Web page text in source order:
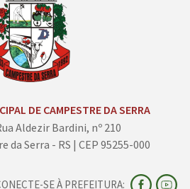
DE CAMPESTRE DA SERRA
Aldezir Bardini, nº 210
da Serra - RS | CEP 95255-000
SE À PREFEITURA: